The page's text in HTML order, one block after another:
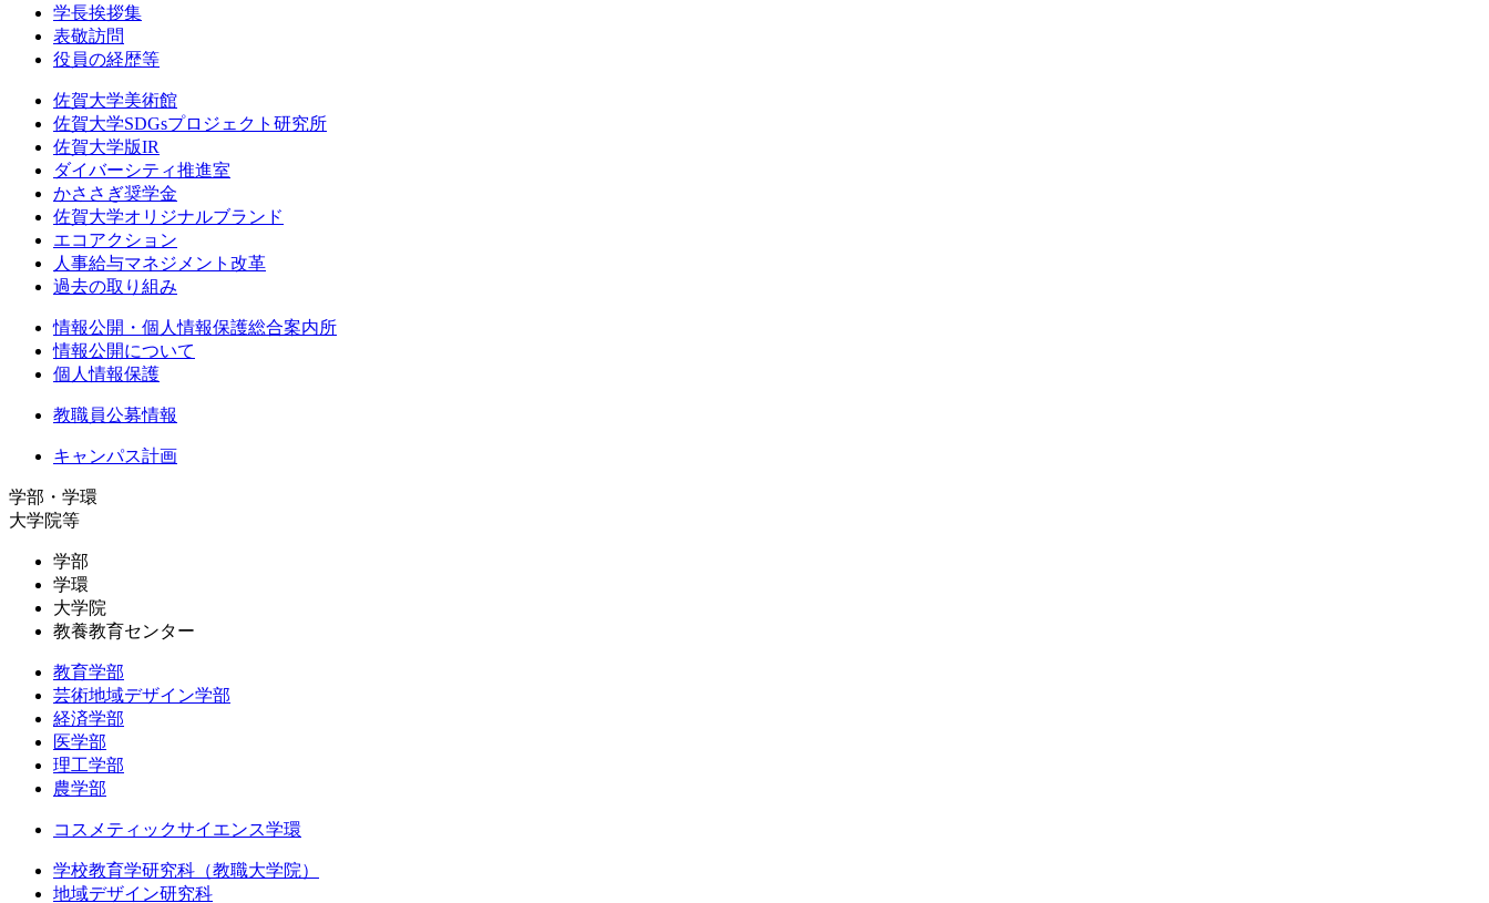
学長挨拶集
表敬訪問
役員の経歴等
佐賀大学美術館
佐賀大学SDGsプロジェクト研究所
佐賀大学版IR
ダイバーシティ推進室
かささぎ奨学金
佐賀大学オリジナルブランド
エコアクション
人事給与マネジメント改革
過去の取り組み
情報公開・個人情報保護総合案内所
情報公開について
個人情報保護
教職員公募情報
キャンパス計画
学部・学環
大学院等
学部
学環
大学院
教養教育センター
教育学部
芸術地域デザイン学部
経済学部
医学部
理工学部
農学部
コスメティックサイエンス学環
学校教育学研究科（教職大学院）
地域デザイン研究科